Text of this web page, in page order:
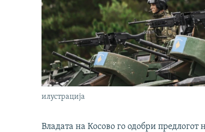
илустрација
Владата на Косово го одобри